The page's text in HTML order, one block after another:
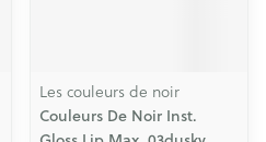
Les couleurs de noir
Couleurs De Noir Inst.